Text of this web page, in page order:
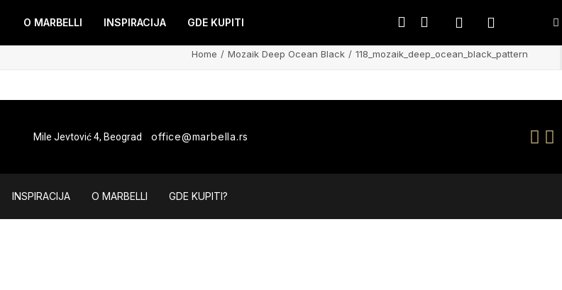
O MARBELLI INSPIRACIJA GDE KUPITI
Home Mozaik Deep Ocean Black 118_mozaik_deep_ocean_black_pattern
Mile Jevtović 4, Beograd office@marbella.rs
INSPIRACIJA O MARBELLI GDE KUPITI?